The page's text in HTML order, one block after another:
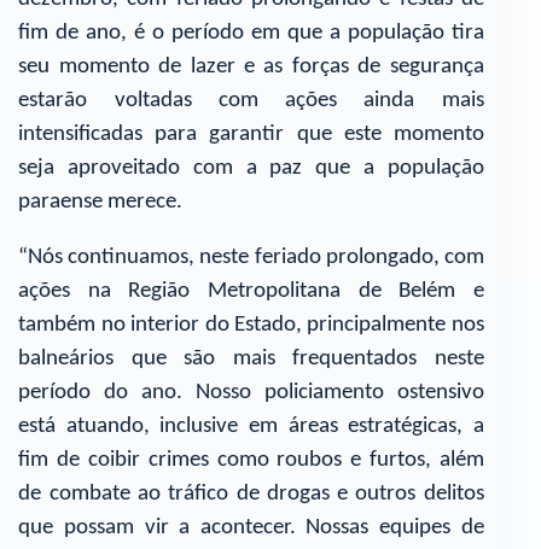
fim de ano, é o período em que a população tira
seu momento de lazer e as forças de segurança
estarão voltadas com ações ainda mais
intensificadas para garantir que este momento
seja aproveitado com a paz que a população
paraense merece.
“Nós continuamos, neste feriado prolongado, com
ações na Região Metropolitana de Belém e
também no interior do Estado, principalmente nos
balneários que são mais frequentados neste
período do ano. Nosso policiamento ostensivo
está atuando, inclusive em áreas estratégicas, a
fim de coibir crimes como roubos e furtos, além
de combate ao tráfico de drogas e outros delitos
que possam vir a acontecer. Nossas equipes de